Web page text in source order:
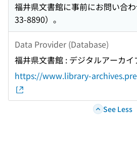
福井県文書館に事前にお問い合
33-8890）。
Data Provider (Database)
福井県文書館 : デジタルアーカイ
https://www.library-
See Less